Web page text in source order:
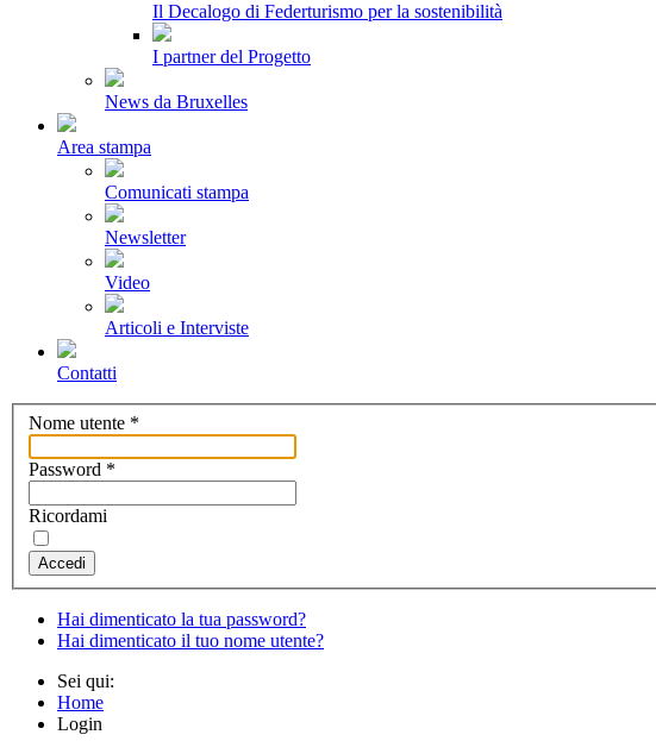
Il Decalogo di Federturismo per la sostenibilità
I partner del Progetto
News da Bruxelles
Area stampa
Comunicati stampa
Newsletter
Video
Articoli e Interviste
Contatti
Nome utente *
Password *
Ricordami
Accedi
Hai dimenticato la tua password?
Hai dimenticato il tuo nome utente?
Sei qui:
Home
Login